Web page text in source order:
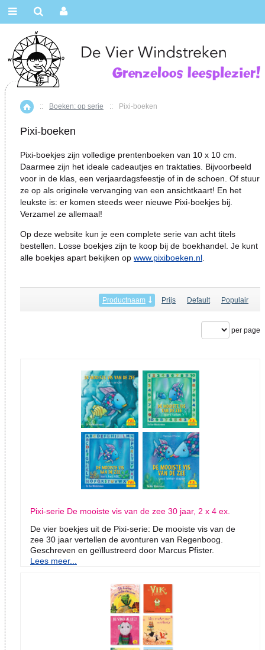
Home
:: Boeken: op serie :: Pixi-boeken
Pixi-boeken
Pixi-boekjes zijn volledige prentenboeken van 10 x 10 cm.
Daarmee zijn het ideale cadeautjes en traktaties. Bijvoorbeeld
voor in de klas, een verjaardagsfeestje of in de schoen. Of stuur
ze op als originele vervanging van een ansichtkaart! En het
leukste is: er komen steeds weer nieuwe Pixi-boekjes bij.
Verzamel ze allemaal!
Op deze website kun je een complete serie van acht titels
bestellen. Losse boekjes zijn te koop bij de boekhandel. Je kunt
alle boekjes apart bekijken op www.pixiboeken.nl.
Productnaam Prijs Default Populair
per page
Pixi-serie De mooiste vis van de zee 30 jaar, 2 x 4 ex.
De vier boekjes uit de Pixi-serie: De mooiste vis van de
zee 30 jaar vertellen de avonturen van Regenboog.
Geschreven en geïllustreerd door Marcus Pfister.
Lees meer...